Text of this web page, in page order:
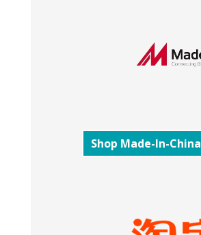
Shop Made-In-China